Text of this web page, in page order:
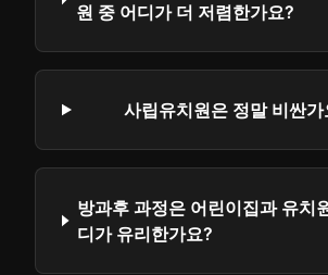
원 중 어디가 더 저렴한가요?
사립유치원은 정말 비싼가
방과후 과정은 어린이집과 유치
디가 유리한가요?